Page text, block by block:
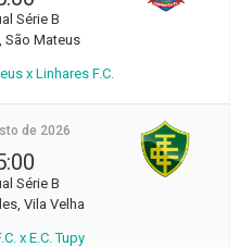
Série B
São Mateus
x Linhares F.C.
de 2026
Série B
Vila Velha
x E.C. Tupy